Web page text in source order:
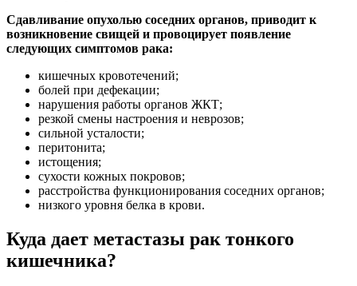
Сдавливание опухолью соседних органов, приводит к
возникновение свищей и провоцирует появление
следующих симптомов рака:
кишечных кровотечений;
болей при дефекации;
нарушения работы органов ЖКТ;
резкой смены настроения и неврозов;
сильной усталости;
перитонита;
истощения;
сухости кожных покровов;
расстройства функционирования соседних органов;
низкого уровня белка в крови.
Куда дает метастазы рак тонкого
кишечника?